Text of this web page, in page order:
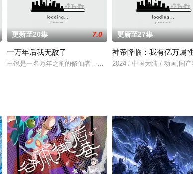
更新至20集 7.0
一万年后我无敌了
王锐是一名万年之前的修仙者，但在遭遇一场天外邪魔入侵的天
更新至27集
神帝降临：我有亿万属
2024 / 中国大陆 / 动画,国产